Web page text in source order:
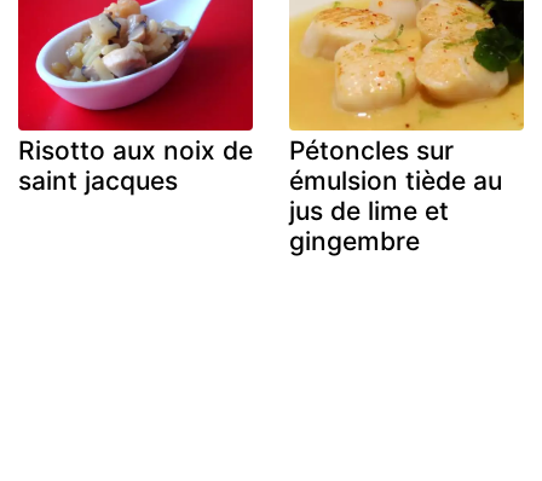
Risotto aux noix de
saint jacques
Pétoncles sur
émulsion tiède au
jus de lime et
gingembre